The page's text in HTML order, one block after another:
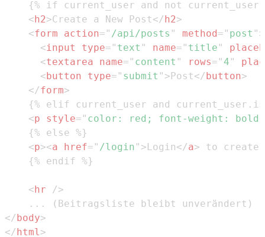
<h2>Create a New Post</h2>
<form action= " /api/posts " method= " post " >
<input type= " text " name= " title "
<textarea name= " content " rows= "4 "
<button type= " submit " >Post</button>
</form>
<p style= " color : red ; font-weight : bold
<p><a href= " /login " >Login</a> to create
<hr />
</body>
</html>